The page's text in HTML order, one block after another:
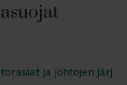
ja johtojen